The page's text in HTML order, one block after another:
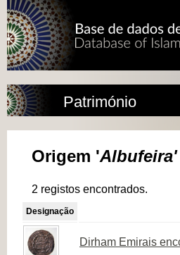
Património
Origem 'Albufeira'
2 registos encontrados.
Designação
Dirham Emirais